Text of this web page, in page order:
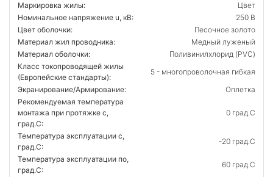
Маркировка жилы:
Цвет
Номинальное напряжение u, кВ:
250 В
Цвет оболочки:
Песочное золото
Материал жил проводника:
Медный луженый
Материал оболочки:
Поливинилхлорид (PVC)
Класс токопроводящей жилы
(Европейские стандарты):
5 - многопроволочная гибкая
Экранирование/Армирование:
Оплетка
Рекомендуемая температура
монтажа при протяжке с,
град.C:
0 град.C
Температура эксплуатации с,
град.C:
-20 град.C
Температура эксплуатации по,
град.C:
60 град.C